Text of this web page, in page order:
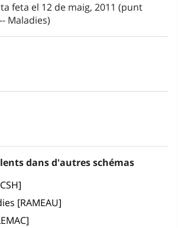
feta el 12 de maig, 2011 (punt
Maladies)
dans d'autres schémas
[RAMEAU]